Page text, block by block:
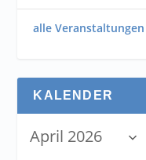
alle Veranstaltungen
KALENDER